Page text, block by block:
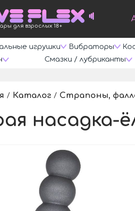
для взрослых 18+
игрушки Вибраторы
Смазки / лубриканты
/ Каталог / Страпоны,
насадка-